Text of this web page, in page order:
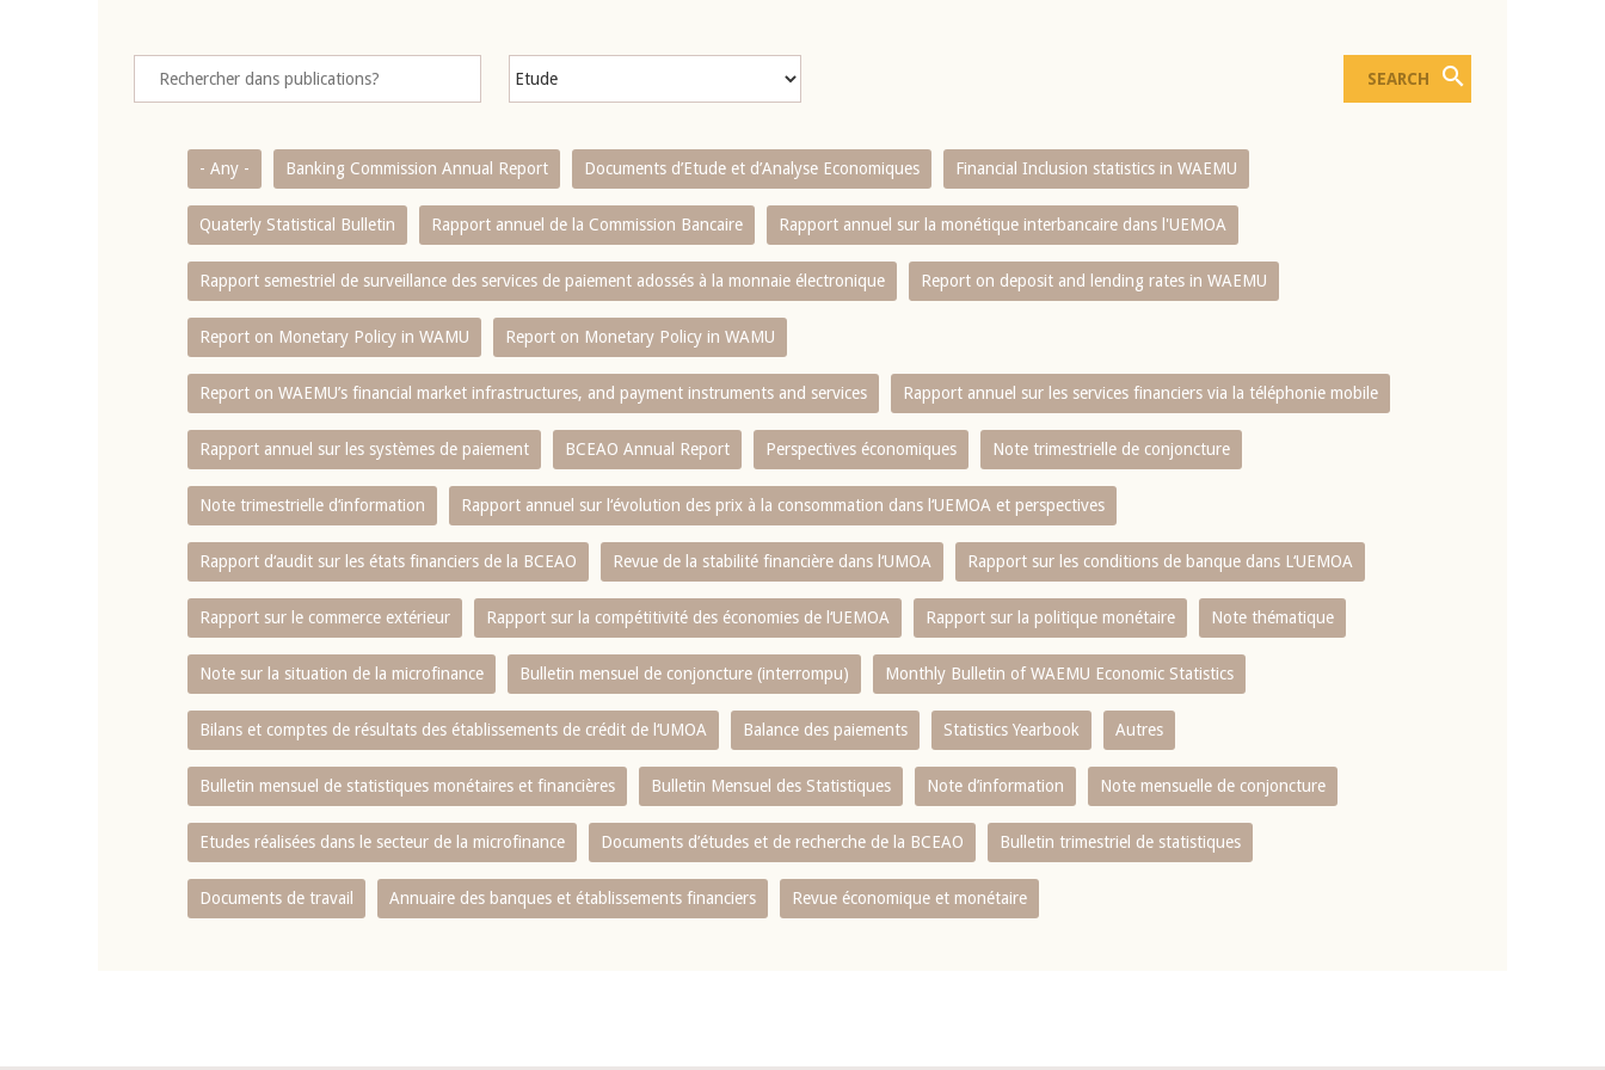
- Any - Banking Commission Annual Report Documents d’Etude et d’Analyse Economiques Financial Inclusion statistics in WAEMU
Quaterly Statistical Bulletin Rapport annuel de la Commission Bancaire Rapport annuel sur la monétique interbancaire dans l'UEMOA
Rapport semestriel de surveillance des services de paiement adossés à la monnaie électronique Report on deposit and lending rates in WAEMU
Report on Monetary Policy in WAMU Report on Monetary Policy in WAMU
Report on WAEMU’s financial market infrastructures, and payment instruments and services Rapport annuel sur les services financiers via la téléphonie mobile
Rapport annuel sur les systèmes de paiement BCEAO Annual Report Perspectives économiques Note trimestrielle de conjoncture
Note trimestrielle d‘information Rapport annuel sur l‘évolution des prix à la consommation dans l‘UEMOA et perspectives
Rapport d‘audit sur les états financiers de la BCEAO Revue de la stabilité financière dans l‘UMOA Rapport sur les conditions de banque dans L‘UEMOA
Rapport sur le commerce extérieur Rapport sur la compétitivité des économies de l‘UEMOA Rapport sur la politique monétaire Note thématique
Note sur la situation de la microfinance Bulletin mensuel de conjoncture (interrompu) Monthly Bulletin of WAEMU Economic Statistics
Bilans et comptes de résultats des établissements de crédit de l‘UMOA Balance des paiements Statistics Yearbook Autres
Bulletin mensuel de statistiques monétaires et financières Bulletin Mensuel des Statistiques Note d’information Note mensuelle de conjoncture
Etudes réalisées dans le secteur de la microfinance Documents d’études et de recherche de la BCEAO Bulletin trimestriel de statistiques
Documents de travail Annuaire des banques et établissements financiers Revue économique et monétaire